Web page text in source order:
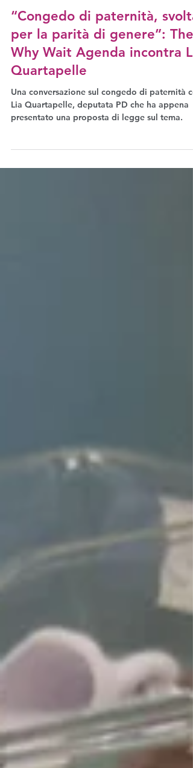
26 nov 2022
Podcast
“Congedo di paternità, svolta
per la parità di genere”: The
Why Wait Agenda incontra
Quartapelle
Lia Quartapelle, deputata PD che ha appena